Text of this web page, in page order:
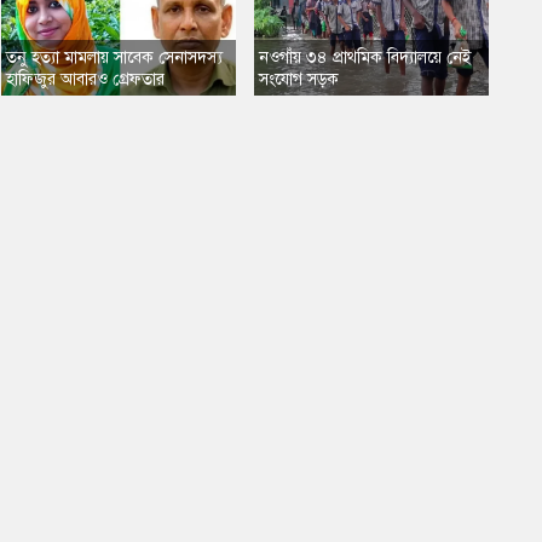
তনু হত্যা মামলায় সাবেক সেনাসদস্য
হাফিজুর আবারও গ্রেফতার
নওগাঁয় ৩৪ প্রাথমিক বিদ্যালয়ে নেই
সংযোগ সড়ক